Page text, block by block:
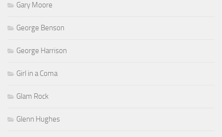
Gary Moore
George Benson
George Harrison
Girl in a Coma
Glam Rock
Glenn Hughes